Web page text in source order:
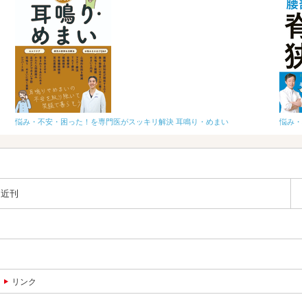
悩み・不安・困った！を専門医がスッキリ解決 耳鳴り・めまい 悩み
近刊
リンク